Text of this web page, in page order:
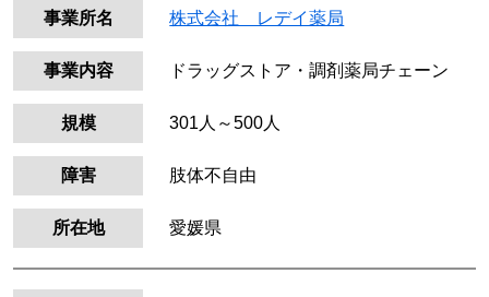
事業所名 株式会社 レデイ薬局
事業内容 ドラッグストア・調剤薬局チェーン
規模 301人～500人
障害 肢体不自由
所在地 愛媛県